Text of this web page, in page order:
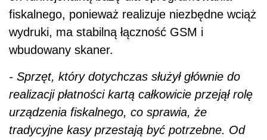
fiskalnego, ponieważ realizuje niezbędne wciąż
wydruki, ma stabilną łączność GSM i
wbudowany skaner.
- Sprzęt, który dotychczas służył głównie do
realizacji płatności kartą całkowicie przejął rolę
urządzenia fiskalnego, co sprawia, że
tradycyjne kasy przestają być potrzebne. Od